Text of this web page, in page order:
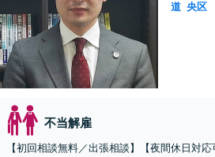
道 央区
不当解雇
【初回相談無料／出張相談】【夜間休日対